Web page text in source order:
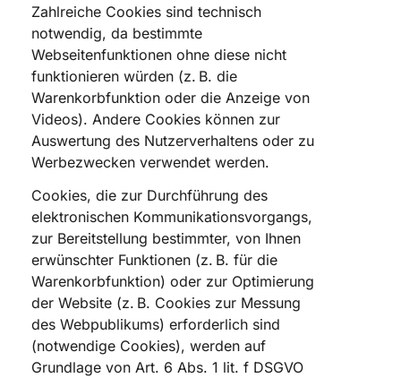
Zahlreiche Cookies sind technisch
notwendig, da bestimmte
Webseitenfunktionen ohne diese nicht
funktionieren würden (z. B. die
Warenkorbfunktion oder die Anzeige von
Videos). Andere Cookies können zur
Auswertung des Nutzerverhaltens oder zu
Werbezwecken verwendet werden.
Cookies, die zur Durchführung des
elektronischen Kommunikationsvorgangs,
zur Bereitstellung bestimmter, von Ihnen
erwünschter Funktionen (z. B. für die
Warenkorbfunktion) oder zur Optimierung
der Website (z. B. Cookies zur Messung
des Webpublikums) erforderlich sind
(notwendige Cookies), werden auf
Grundlage von Art. 6 Abs. 1 lit. f DSGVO